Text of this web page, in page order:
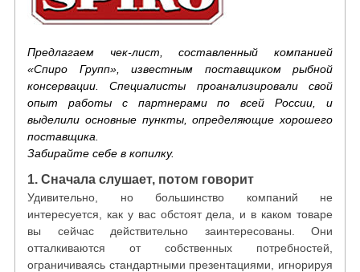
Предлагаем чек-лист, составленный компанией
«Спиро Групп», известным поставщиком рыбной
консервации. Специалисты проанализировали свой
опыт работы с партнерами по всей России, и
выделили основные пункты, определяющие хорошего
поставщика.
Забирайте себе в копилку.
1. Сначала слушает, потом говорит
Удивительно, но большинство компаний не
интересуется, как у вас обстоят дела, и в каком товаре
вы сейчас действительно заинтересованы. Они
отталкиваются от собственных потребностей,
ограничиваясь стандартными презентациями, игнорируя